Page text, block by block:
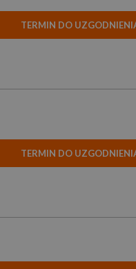
TERMIN DO
TERMIN DO